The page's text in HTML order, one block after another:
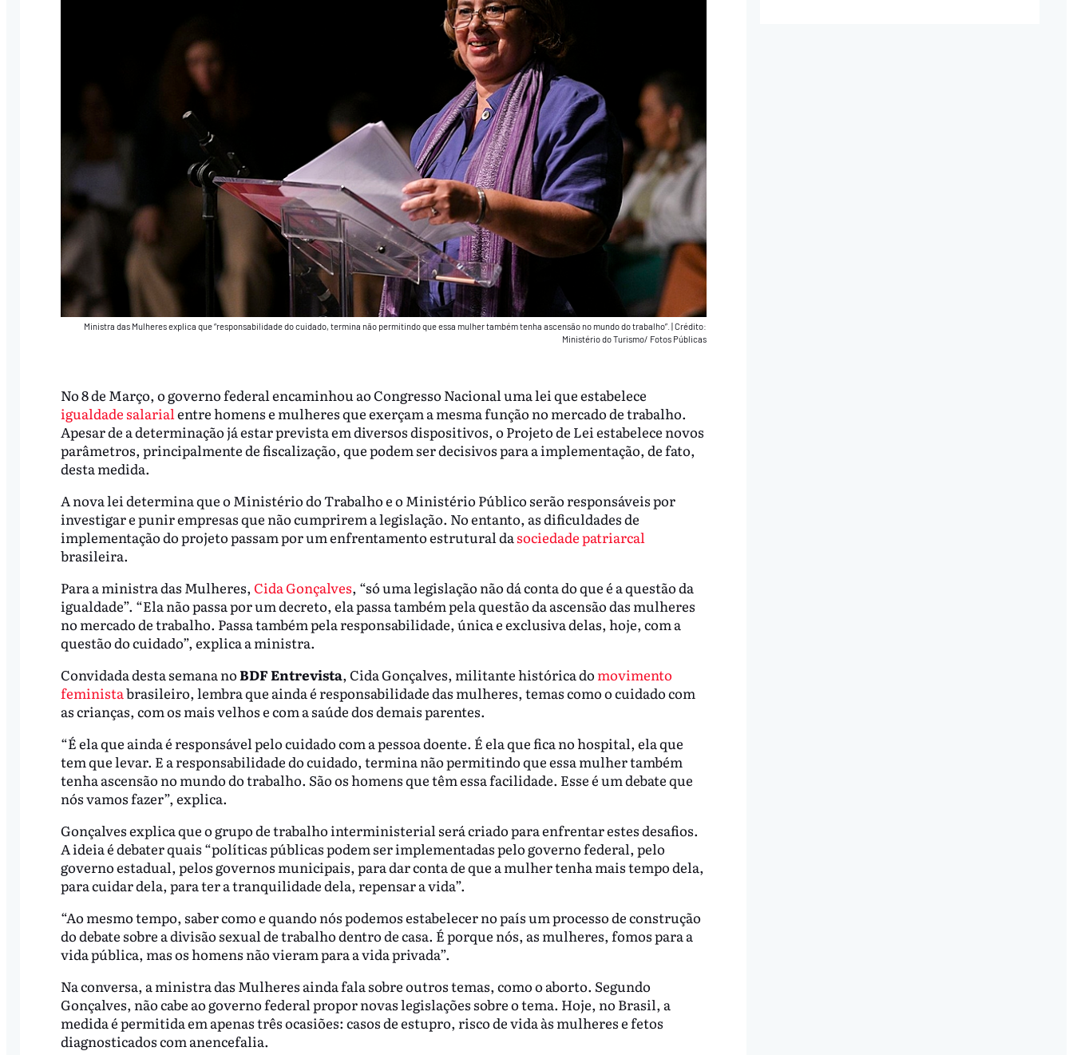
Ministra das Mulheres explica que “responsabilidade do cuidado, termina não permitindo que essa mulher também tenha ascensão no mundo do trabalho”. |Crédito:
Ministério do Turismo/ Fotos Públicas
No 8 de Março, o governo federal encaminhou ao Congresso Nacional uma lei que estabelece
igualdade salarialentre homens e mulheres que exerçam a mesma função no mercado de trabalho.
Apesar de a determinação já estar prevista em diversos dispositivos, o Projeto de Lei estabelece novos
parâmetros, principalmente de fiscalização, que podem ser decisivos para a implementação, de fato,
desta medida.
A nova lei determina que o Ministério do Trabalho e o Ministério Público serão responsáveis por
investigar e punir empresas que não cumprirem a legislação. No entanto, as dificuldades de
implementação do projeto passam por um enfrentamento estrutural dasociedade patriarcal
brasileira.
Para a ministra das Mulheres, Cida Gonçalves, “só uma legislação não dá conta do que é a questão da
igualdade”. “Ela não passa por um decreto, ela passa também pela questão da ascensão das mulheres
no mercado de trabalho. Passa também pela responsabilidade, única e exclusiva delas, hoje, com a
questão do cuidado”, explica a ministra.
Convidada desta semana noBDF Entrevista, Cida Gonçalves, militante histórica do movimento
feministabrasileiro, lembra que ainda é responsabilidade das mulheres, temas como o cuidado com
as crianças, com os mais velhos e com a saúde dos demais parentes.
“É ela que ainda é responsável pelo cuidado com a pessoa doente. É ela que fica no hospital, ela que
tem que levar. E a responsabilidade do cuidado, termina não permitindo que essa mulher também
tenha ascensão no mundo do trabalho. São os homens que têm essa facilidade. Esse é um debate que
nós vamos fazer”, explica.
Gonçalves explica que o grupo de trabalho interministerial será criado para enfrentar estes desafios.
A ideia é debater quais “políticas públicas podem ser implementadas pelo governo federal, pelo
governo estadual, pelos governos municipais, para dar conta de que a mulher tenha mais tempo dela,
para cuidar dela, para ter a tranquilidade dela, repensar a vida”.
“Ao mesmo tempo, saber como e quando nós podemos estabelecer no país um processo de construção
do debate sobre a divisão sexual de trabalho dentro de casa. É porque nós, as mulheres, fomos para a
vida pública, mas os homens não vieram para a vida privada”.
Na conversa, a ministra das Mulheres ainda fala sobre outros temas, como o aborto. Segundo
Gonçalves, não cabe ao governo federal propor novas legislações sobre o tema. Hoje, no Brasil, a
medida é permitida em apenas três ocasiões: casos de estupro, risco de vida às mulheres e fetos
diagnosticados com anencefalia.